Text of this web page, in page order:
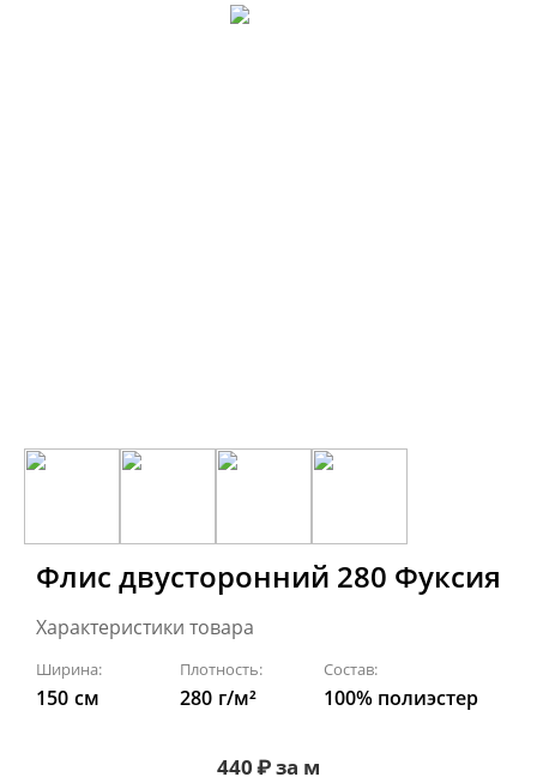
Флис двусторонний 280 Фуксия
Характеристики товара
Ширина:
150 см
Плотность:
280 г/м²
Состав:
100% полиэстер
440₽за м